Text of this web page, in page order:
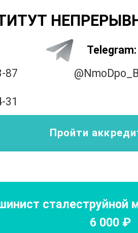
87
31
Telegram:
Пройти
сталеструйной
6 000₽